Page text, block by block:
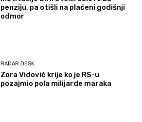
penziju, pa otišli na plaćeni godišnji
odmor
RADAR DESK
Zora Vidović krije ko je RS-u
pozajmio pola milijarde maraka